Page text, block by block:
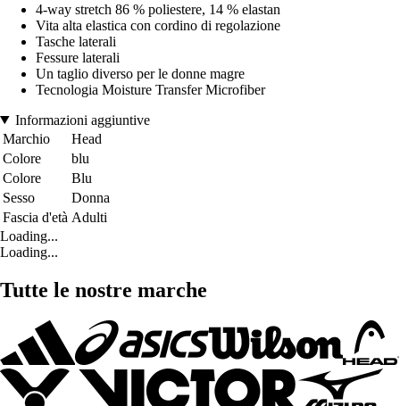
4-way stretch 86 % poliestere, 14 % elastan
Vita alta elastica con cordino di regolazione
Tasche laterali
Fessure laterali
Un taglio diverso per le donne magre
Tecnologia Moisture Transfer Microfiber
Informazioni aggiuntive
Marchio
Head
Colore
blu
Colore
Blu
Sesso
Donna
Fascia d'età Adulti
Loading...
Loading...
Tutte le nostre marche